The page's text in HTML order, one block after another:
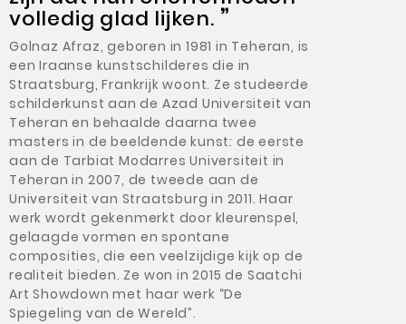
volledig glad lijken. ”
Golnaz Afraz, geboren in 1981 in Teheran, is
een Iraanse kunstschilderes die in
Straatsburg, Frankrijk woont. Ze studeerde
schilderkunst aan de Azad Universiteit van
Teheran en behaalde daarna twee
masters in de beeldende kunst: de eerste
aan de Tarbiat Modarres Universiteit in
Teheran in 2007, de tweede aan de
Universiteit van Straatsburg in 2011. Haar
werk wordt gekenmerkt door kleurenspel,
gelaagde vormen en spontane
composities, die een veelzijdige kijk op de
realiteit bieden. Ze won in 2015 de Saatchi
Art Showdown met haar werk “De
Spiegeling van de Wereld”.